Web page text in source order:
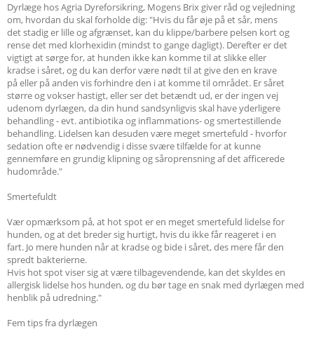
Dyrlæge hos Agria Dyreforsikring, Mogens Brix giver råd og vejledning
om, hvordan du skal forholde dig: "Hvis du får øje på et sår, mens
det stadig er lille og afgrænset, kan du klippe/barbere pelsen kort og
rense det med klorhexidin (mindst to gange dagligt). Derefter er det
vigtigt at sørge for, at hunden ikke kan komme til at slikke eller
kradse i såret, og du kan derfor være nødt til at give den en krave
på eller på anden vis forhindre den i at komme til området. Er såret
større og vokser hastigt, eller ser det betændt ud, er der ingen vej
udenom dyrlægen, da din hund sandsynligvis skal have yderligere
behandling - evt. antibiotika og inflammations- og smertestillende
behandling. Lidelsen kan desuden være meget smertefuld - hvorfor
sedation ofte er nødvendig i disse svære tilfælde for at kunne
gennemføre en grundig klipning og såroprensning af det afficerede
hudområde."
Smertefuldt
Vær opmærksom på, at hot spot er en meget smertefuld lidelse for
hunden, og at det breder sig hurtigt, hvis du ikke får reageret i en
fart. Jo mere hunden når at kradse og bide i såret, des mere får den
spredt bakterierne.
Hvis hot spot viser sig at være tilbagevendende, kan det skyldes en
allergisk lidelse hos hunden, og du bør tage en snak med dyrlægen med
henblik på udredning."
Fem tips fra dyrlægen